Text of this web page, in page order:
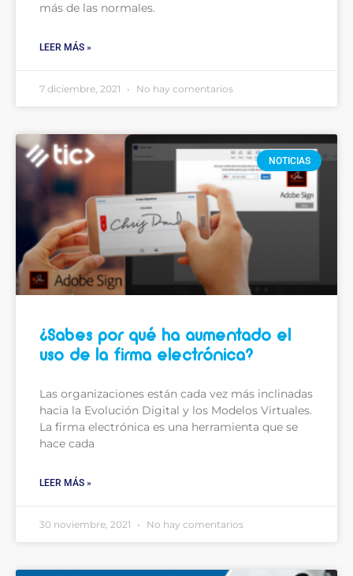
más de las normales.
LEER MÁS »
7 diciembre, 2021 No hay comentarios
NOTICIAS
¿Sabes por qué ha aumentado el
uso de la firma electrónica?
Las organizaciones están cada vez más inclinadas
hacia la Evolución Digital y los Modelos Virtuales.
La firma electrónica es una herramienta que se
hace cada
LEER MÁS »
30 noviembre, 2021 No hay comentarios